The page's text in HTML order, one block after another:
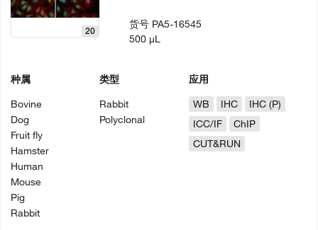
20
种属
Bovine
Dog
Fruit fly
Hamster
Human
Mouse
Pig
Rabbit
类型
Rabbit
Polyclonal
应用
WB
IHC
IHC (P)
ICC/IF
ChIP
CUT&RUN
货号 PA5-16545
500 µL